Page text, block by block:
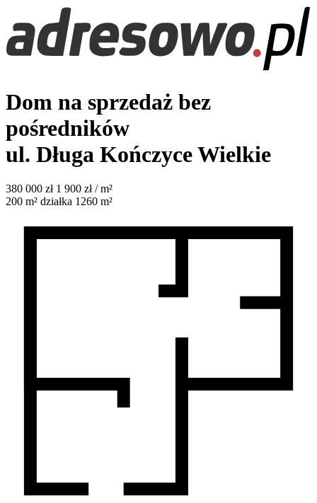
Dom na sprzedaż bez
pośredników
ul. Długa Kończyce Wielkie
380 000 zł 1 900 zł / m²
200 m² działka 1260 m²